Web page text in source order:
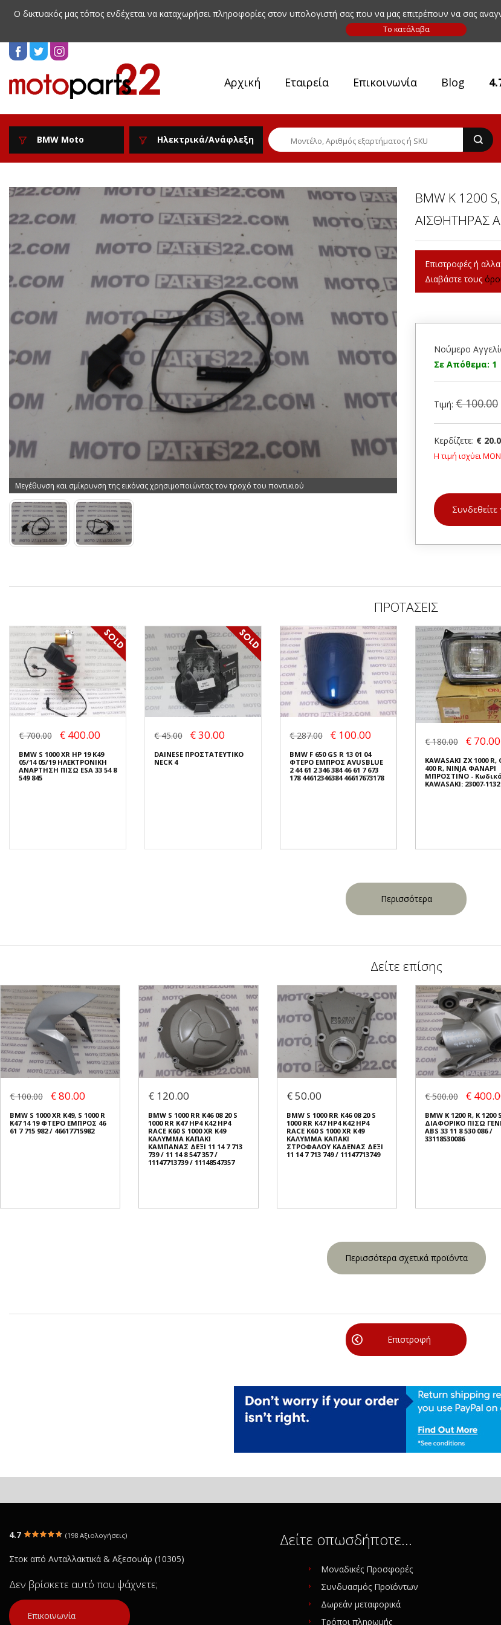
Ο δικτυακός μας τόπος ενδέχεται να καταχωρήσει πληροφορίες στον υπολογιστή σας που να μας επιτρέπουν να σας
Αρχική Εταιρεία Επικοινωνία Blog
BMW Moto Ηλεκτρικά/Ανάφλεξη
Μεγέθυνση και σμίκρυνση της εικόνας χρησιμοποιώντας τον τροχό του ποντικιού
BMW K 1200
ΑΙΣΘΗΤΗΡΑΣ
Επιστροφές ή
Διαβάστε τους
Νούμερο
Σε Απόθεμα: 1
Τιμή: € 100.00
Κερδίζετε: €
Η τιμή ισχύει
Συνδεθείτε
ΠΡΟΤΑΣΕΙΣ
€ 700.00 € 400.00
BMW S 1000 XR HP 19 K49
05/14 05/19 ΗΛΕΚΤΡΟΝΙΚΗ
ΑΝΑΡΤΗΣΗ ΠΙΣΩ ESA 33 54 8
549 845
€ 45.00 € 30.00
DAINESE ΠΡΟΣΤΑΤΕΥΤΙΚΟ
NECK 4
€ 287.00 € 100.00
BMW F 650 GS R 13 01 04
ΦΤΕΡΟ ΕΜΠΡΟΣ AVUSBLUE
2 44 61 2 346 384 46 61 7 673
178 44612346384 46617673178
€ 180.00 € 70.00
KAWASAKI ZX 1000 R,
400 R, NINJA ΦΑΝΑΡΙ
ΜΠΡΟΣΤΙΝΟ -
KAWASAKI: 23007-1132
Περισσότερα
Δείτε επίσης
€ 100.00 € 80.00
BMW S 1000 XR K49, S 1000 R
K47 14 19 ΦΤΕΡΟ ΕΜΠΡΟΣ 46
61 7 715 982 / 46617715982
€ 120.00
BMW S 1000 RR K46 08 20 S
1000 RR K47 HP4 K42 HP4
RACE K60 S 1000 XR K49
ΚΑΛΥΜΜΑ ΚΑΠΑΚΙ
ΚΑΜΠΑΝΑΣ ΔΕΞΙ 11 14 7 713
739 / 11 14 8 547 357 /
11147713739 / 11148547357
€ 50.00
BMW S 1000 RR K46 08 20 S
1000 RR K47 HP4 K42 HP4
RACE K60 S 1000 XR K49
ΚΑΛΥΜΜΑ ΚΑΠΑΚΙ
ΣΤΡΟΦΑΛΟΥ ΚΑΔΕΝΑΣ ΔΕΞΙ
11 14 7 713 749 / 11147713749
€ 500.00 €
BMW K 1200 R, K 1200 S
ΔΙΑΦΟΡΙΚΟ ΠΙΣΩ
ABS 33 11 8 530 086 /
33118530086
Περισσότερα σχετικά προϊόντα
Επιστροφή
4.7 (198 Αξιολογήσεις)
Στοκ από Ανταλλακτικά & Αξεσουάρ (10305)
Δεν βρίσκετε αυτό που ψάχνετε;
Επικοινωνία
Δείτε οπωσδήποτε…
Μοναδικές Προσφορές
Συνδυασμός Προϊόντων
Δωρεάν μεταφορικά
Τρόποι πληρωμής